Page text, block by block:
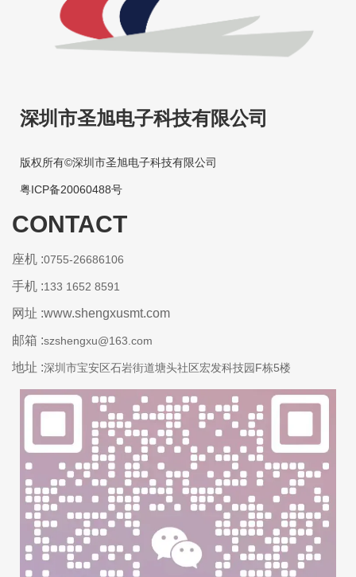
深圳市圣旭电子科技有限公司
版权所有©深圳市圣旭电子科技有限公司
粤ICP备20060488号
CONTACT
座机 :0755-26686106
手机 :133 1652 8591
网址 :www.shengxusmt.com
邮箱 :szshengxu@163.com
地址 :深圳市宝安区石岩街道塘头社区宏发科技园F栋5楼